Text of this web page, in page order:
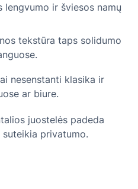
ir šviesos namų
tekstūra taps solidumo
nesenstanti klasika ir
ar biure.
juostelės padeda
privatumo.